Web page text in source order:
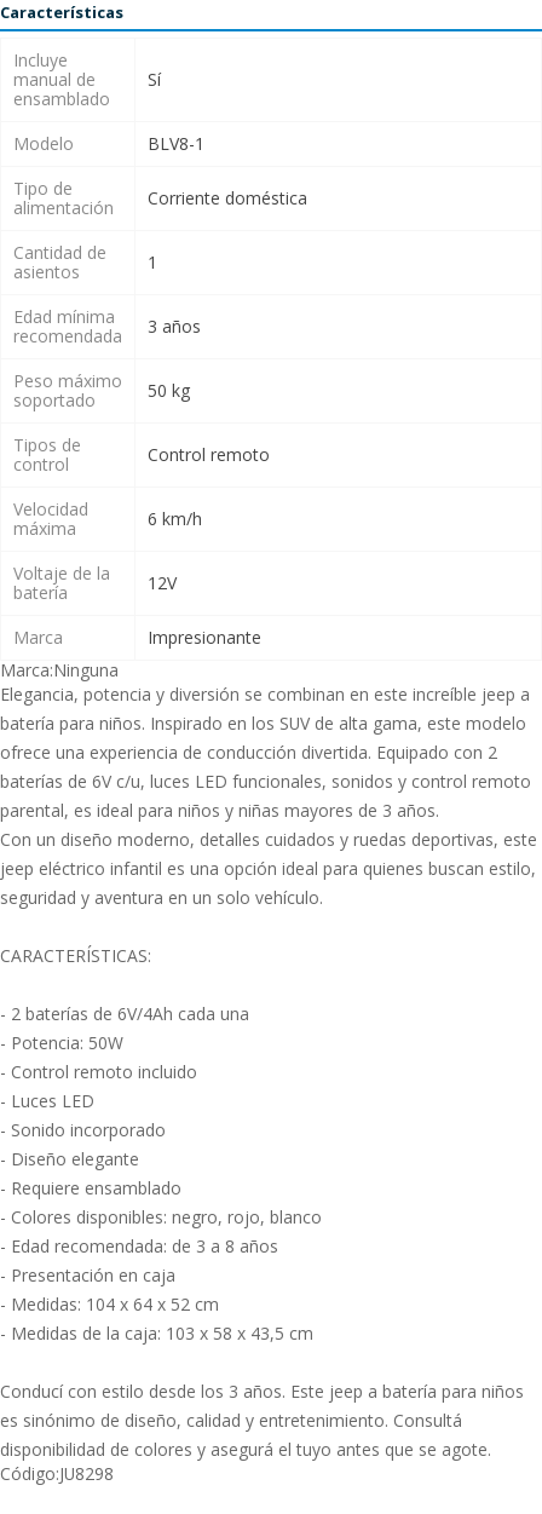
Características
Incluye
manual de
ensamblado
Sí
Modelo
BLV8-1
Tipo de
alimentación
Corriente doméstica
Cantidad de
asientos
1
Edad mínima
recomendada
3 años
Peso máximo
soportado
50 kg
Tipos de
control
Control remoto
Velocidad
máxima
6 km/h
Voltaje de la
batería
12V
Marca
Impresionante
Marca:Ninguna
Elegancia, potencia y diversión se combinan en este increíble jeep a
batería para niños. Inspirado en los SUV de alta gama, este modelo
ofrece una experiencia de conducción divertida. Equipado con 2
baterías de 6V c/u, luces LED funcionales, sonidos y control remoto
parental, es ideal para niños y niñas mayores de 3 años.
Con un diseño moderno, detalles cuidados y ruedas deportivas, este
jeep eléctrico infantil es una opción ideal para quienes buscan estilo,
seguridad y aventura en un solo vehículo.
CARACTERÍSTICAS:
- 2 baterías de 6V/4Ah cada una
- Potencia: 50W
- Control remoto incluido
- Luces LED
- Sonido incorporado
- Diseño elegante
- Requiere ensamblado
- Colores disponibles: negro, rojo, blanco
- Edad recomendada: de 3 a 8 años
- Presentación en caja
- Medidas: 104 x 64 x 52 cm
- Medidas de la caja: 103 x 58 x 43,5 cm
Conducí con estilo desde los 3 años. Este jeep a batería para niños
es sinónimo de diseño, calidad y entretenimiento. Consultá
disponibilidad de colores y asegurá el tuyo antes que se agote.
Código:JU8298